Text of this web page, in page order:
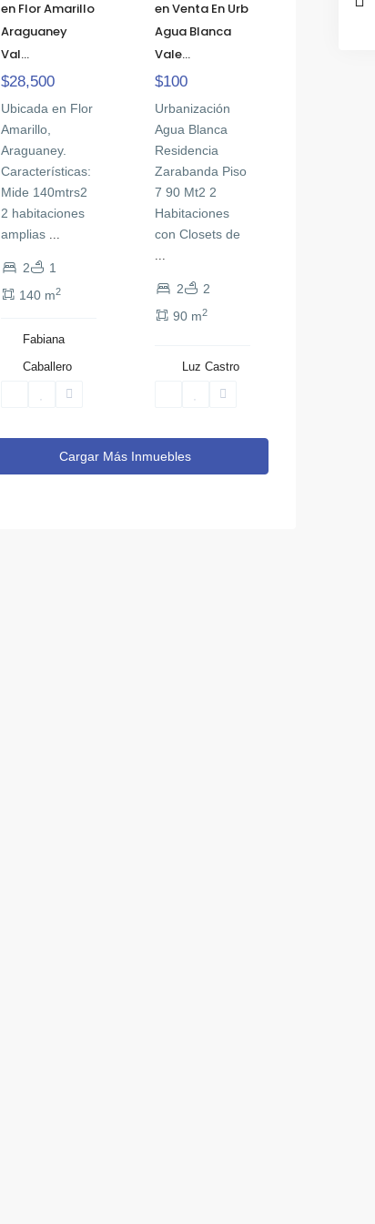
en Flor Amarillo
Araguaney
Val...
$28,500
Ubicada en Flor
Amarillo,
Araguaney.
Características:
Mide 140mtrs2
2 habitaciones
amplias ...
2
1
140 m2
Fabiana
Caballero
en Venta En Urb
Agua Blanca
Vale...
$100
Urbanización
Agua Blanca
Residencia
Zarabanda Piso
7 90 Mt2 2
Habitaciones
con Closets de
...
2
2
90 m2
Luz Castro
Cargar Más Inmuebles